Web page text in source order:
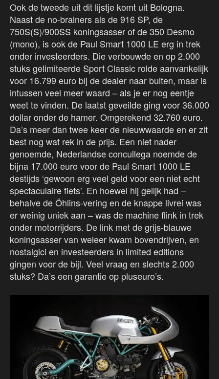
Ook de tweede uit dit lijstje komt uit Bologna.
Naast de no-brainers als de 916 SP, de
750S(S)/900SS koningsasser of de 350 Desmo
(mono), is ook de Paul Smart 1000 LE erg in trek
onder investeerders. Die verbouwde en op 2.000
stuks gelimiteerde Sport Classic rolde aanvankelijk
voor 16.799 euro bij de dealer naar buiten, maar is
intussen veel meer waard – als je er nog eentje
weet te vinden. De laatst geveilde ging voor 36.000
dollar onder de hamer. Omgerekend 32.760 euro.
Da’s meer dan twee keer de nieuwwaarde en er zit
best nog wat rek in de prijs. Een niet nader
genoemde, Nederlandse concullega noemde de
bijna 17.000 euro voor de Paul Smart 1000 LE
destijds ‘gewoon erg veel geld voor een niet echt
spectaculaire fiets’. En hoewel hij gelijk had –
behalve de Öhlins-vering en de knappe livrei was
er weinig uniek aan – was de machine flink in trek
onder motorrijders. De link met de grijs-blauwe
koningsasser van weleer kwam bovendrijven, en
nostalgici en investeerders in limited editions
gingen voor de bijl. Veel vraag en slechts 2.000
stuks? Da’s een garantie op pluseuro’s.